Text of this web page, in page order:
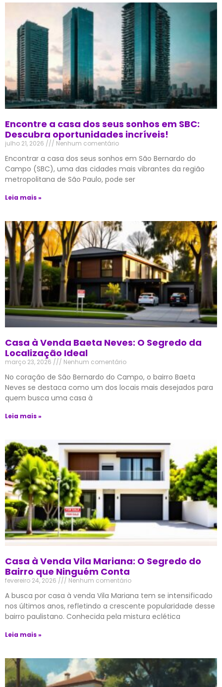
Encontre a casa dos seus sonhos em SBC:
Descubra oportunidades incríveis!
julho 21, 2026 Nenhum comentário
Encontrar a casa dos seus sonhos em São Bernardo do
Campo (SBC), uma das cidades mais vibrantes da região
metropolitana de São Paulo, pode ser
Leia mais »
Casa à Venda Baeta Neves: O Segredo da
Localização Ideal
março 23, 2026 Nenhum comentário
No coração de São Bernardo do Campo, o bairro Baeta
Neves se destaca como um dos locais mais desejados para
quem busca uma casa à
Leia mais »
Casa à Venda Vila Mariana: O Segredo do
Bairro que Ninguém Conta
fevereiro 24, 2026 Nenhum comentário
A busca por casa à venda Vila Mariana tem se intensificado
nos últimos anos, refletindo a crescente popularidade desse
bairro paulistano. Conhecida pela mistura eclética
Leia mais »